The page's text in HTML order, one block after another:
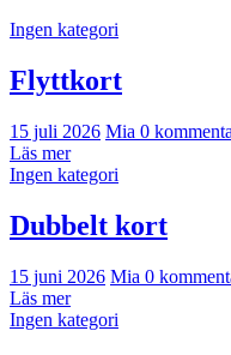
Ingen kategori
Flyttkort
15 juli 2026 Mia 0
Läs mer
Ingen kategori
Dubbelt kort
15 juni 2026 Mia 0
Läs mer
Ingen kategori